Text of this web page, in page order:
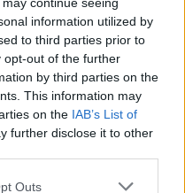
information utilized by
to third parties prior to
opt-out of the further
by third parties on the
This information may
on the IAB’s List of
further disclose it to other
one or more Google
Outs
Zrt.